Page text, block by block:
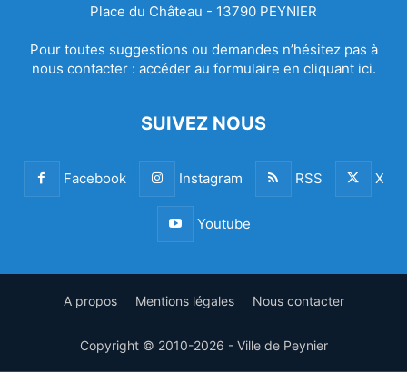
Place du Château - 13790 PEYNIER
Pour toutes suggestions ou demandes n’hésitez pas à
nous contacter : accéder au formulaire en cliquant ici.
SUIVEZ NOUS
Facebook Instagram RSS X
Youtube
A propos Mentions légales Nous contacter
Copyright © 2010-2026 - Ville de Peynier